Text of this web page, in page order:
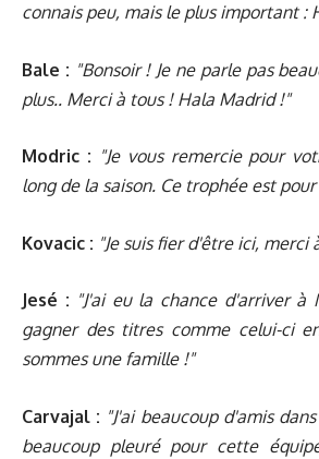
connais peu, mais le plus important :
Bale : "Bonsoir ! Je ne parle pas
plus.. Merci à tous ! Hala Madrid !"
Modric : "Je vous remercie pour
long de la saison. Ce trophée est
Kovacic : "Je suis fier d'être ici, merci
Jesé : "J'ai eu la chance d'arriver à
gagner des titres comme celui-ci
sommes une famille !"
Carvajal : "J'ai beaucoup d'amis
beaucoup pleuré pour cette